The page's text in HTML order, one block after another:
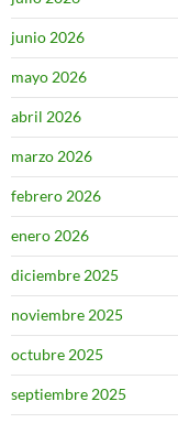
junio 2026
mayo 2026
abril 2026
marzo 2026
febrero 2026
enero 2026
diciembre 2025
noviembre 2025
octubre 2025
septiembre 2025